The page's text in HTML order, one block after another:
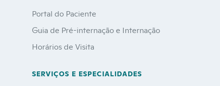
Portal do Paciente
Guia de Pré-internação e Internação
Horários de Visita
SERVIÇOS E ESPECIALIDADES